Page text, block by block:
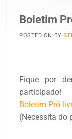
Boletim
POSTED ON BY
Fique por
participado!
Boletim Pró-
(Necessita do